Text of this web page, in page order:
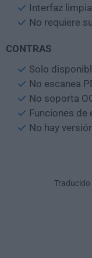
Interfaz
No requiere
CONTRAS
Solo
No escanea
No soporta
Funciones de
No hay
Traducido